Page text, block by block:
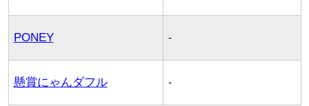
PONEY -
懸賞にゃんダフル -